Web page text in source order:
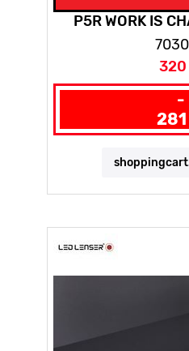
P5R WORK IS
-